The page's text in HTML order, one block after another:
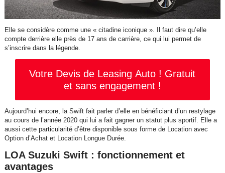
Elle se considère comme une « citadine iconique ». Il faut dire qu’elle
compte derrière elle près de 17 ans de carrière, ce qui lui permet de
s’inscrire dans la légende.
Votre Devis de Leasing Auto ! Gratuit
et sans engagement !
Aujourd’hui encore, la Swift fait parler d’elle en bénéficiant d’un restylage
au cours de l’année 2020 qui lui a fait gagner un statut plus sportif. Elle a
aussi cette particularité d’être disponible sous forme de Location avec
Option d’Achat et Location Longue Durée.
LOA Suzuki Swift : fonctionnement et
avantages